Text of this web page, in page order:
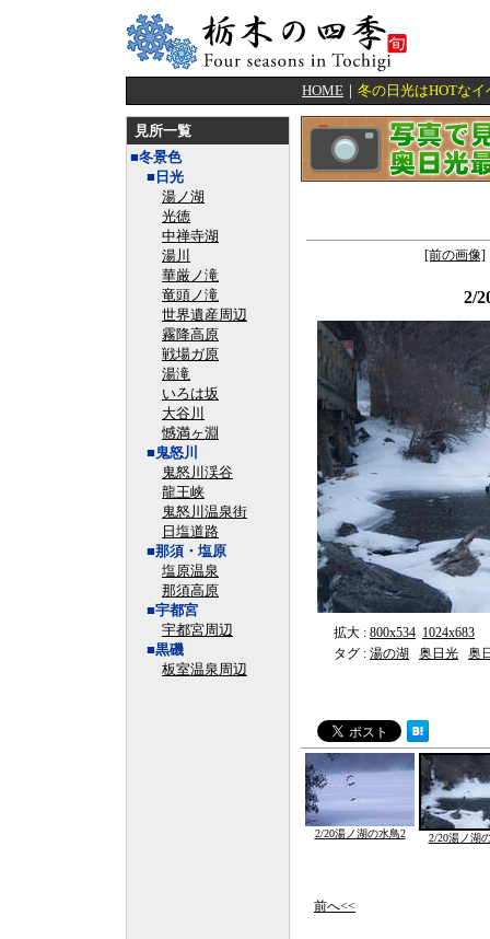
HOME ｜ 冬の日光はHOTな
見所一覧
■冬景色
■日光
湯ノ湖
光徳
中禅寺湖
湯川
華厳ノ滝
竜頭ノ滝
世界遺産周辺
霧降高原
戦場ガ原
湯滝
いろは坂
大谷川
憾満ヶ淵
■鬼怒川
鬼怒川渓谷
龍王峡
鬼怒川温泉街
日塩道路
■那須・塩原
塩原温泉
那須高原
■宇都宮
宇都宮周辺
■黒磯
板室温泉周辺
[前の画像]
2/
拡大 : 800x534 1024x683
タグ : 湯の湖 奥日光 奥
2/20湯ノ湖の水鳥2 2/20湯ノ湖
前へ<<